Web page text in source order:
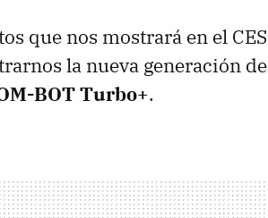
que nos mostrará en el CES
la nueva generación de
BOT Turbo+.